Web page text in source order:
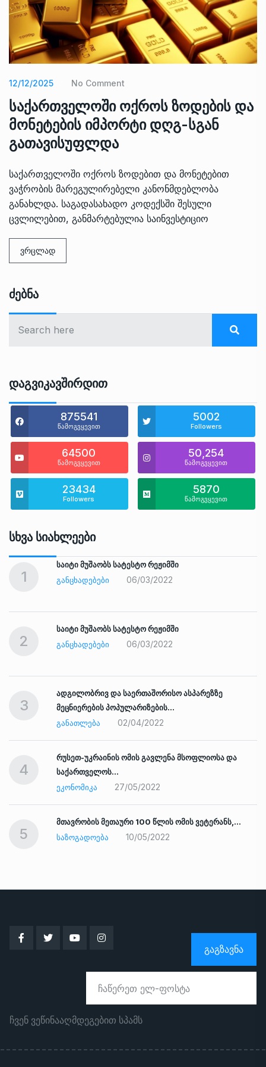
12/12/2025 No Comment
საქართველოში ოქროს ზოდების და
მონეტების იმპორტი დღგ-სგან
გათავისუფლდა
საქართველოში ოქროს ზოდებით და მონეტებით
ვაჭრობის მარეგულირებელი კანონმდებლობა
განახლდა. საგადასახადო კოდექსში შესული
ცვლილებით, განმარტებულია საინვესტიციო
ვრცლად
Ძებნა
Დაგვიკავშირდით
875541
წამოგვყევით
5002
Followers
64500
წამოგვყევით
50,254
წამოგვყევით
23434
Followers
5870
წამოგვყევით
Სხვა Სიახლეები
1
საიტი მუშაობს სატესტო რეჟიმში
ᲒᲐᲜᲪᲮᲐᲓᲔᲑᲔᲑᲘ
06/03/2022
2
საიტი მუშაობს სატესტო რეჟიმში
ᲒᲐᲜᲪᲮᲐᲓᲔᲑᲔᲑᲘ
06/03/2022
3
ადგილობრივ და საერთაშორისო ასპარეზზე
მეცნიერების პოპულარიზების…
ᲒᲐᲜᲐᲗᲚᲔᲑᲐ
02/04/2022
4
რუსეთ-უკრაინის ომის გავლენა მსოფლიოსა და
საქართველოს…
ᲔᲙᲝᲜᲝᲛᲘᲙᲐ
27/05/2022
5
მთავრობის მეთაური 100 წლის ომის ვეტერანს,…
ᲡᲐᲖᲝᲒᲐᲓᲝᲔᲑᲐ
10/05/2022
ᲒᲐᲒᲖᲐᲕᲜᲐ
ჩვენ ვეწინააღმდეგებით სპამს